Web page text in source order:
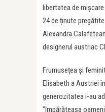
libertatea de
24 de ținute
Alexandra
designerul austriac
Frumusețea și
Elisabeth a Austriei
generozitatea i-au
”împărăteasa